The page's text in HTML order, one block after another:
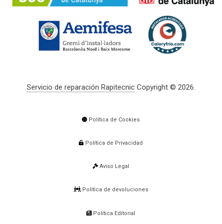
Servicio de reparación RapitecnicCopyright © 2026.
Política de Cookies
Política de Privacidad
Aviso Legal
Política de devoluciones
Política Editorial